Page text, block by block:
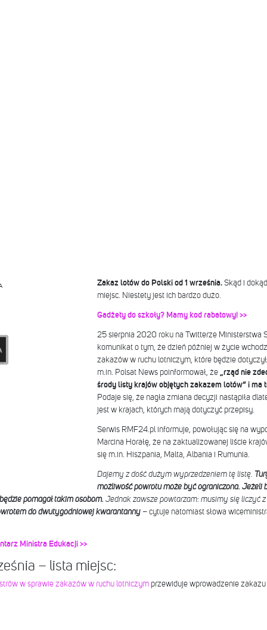
Zakaz lotów do Polski od 1 września.Skąd i
miejsc. Niestety jest ich bardzo dużo.
Gadżety do szkoły? Mamy kod rabatowy! >>
25 sierpnia 2020 roku na Twitterze Ministerstwa
komunikat o tym, że dzień później w życie
zakazów w ruchu lotniczym, które będzie
m.in. Polsat News poinformował, że„rząd nie
środy listy krajów objętych zakazem lotów” i ma
Podaje się, że nagła zmiana decyzji nastąpiła
jest w krajach, których mają dotyczyć przepisy.
Serwis RMF24.pl informuje, powołując się na
Marcina Horałę, że na zaktualizowanej liście
się m.in. Hiszpania, Malta, Albania i Rumunia.
Dajemy z dość dużym wyprzedzeniem tę listę.
możliwość powrotu może być ograniczona. Jeżeli
pomagał takim osobom. Jednak zawsze powtarzam: musimy się liczyć
do dwutygodniowej kwarantanny – cytuje natomiast słowa
Ministra Edukacji >>
– lista miejsc:
w sprawie zakazów w ruchu lotniczymprzewiduje wprowadzenie